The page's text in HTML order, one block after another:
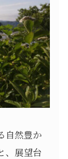
自然豊か
、展望台